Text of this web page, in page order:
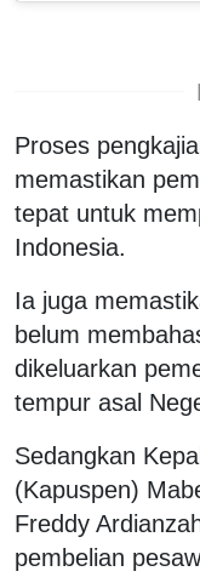
Proses
memastikan
tepat untuk
Indonesia.
Ia juga
belum
dikeluarkan
tempur asal
Sedangkan
(Kapuspen)
Freddy
pembelian